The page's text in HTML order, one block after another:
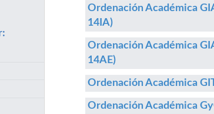
Ordenación Académica
14IA)
Ordenación Académica
14AE)
Ordenación Académica
Ordenación Académica